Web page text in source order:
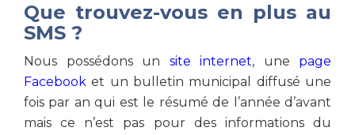
Que trouvez-vous en plus au
SMS ?
Nous possédons un site internet, une page
Facebook et un bulletin municipal diffusé une
fois par an qui est le résumé de l’année d’avant
mais ce n’est pas pour des informations du